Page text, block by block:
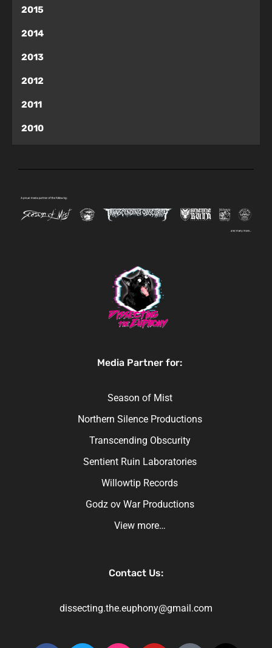
2015
2014
2013
2012
2011
2010
Media Partner for:
Season of Mist
Northern Silence Productions
Transcending Obscurity
Sentient Ruin Laboratories
Willowtip Records
Godz ov War Productions
View more…
Contact Us:
dissecting.the.euphony@gmail.com